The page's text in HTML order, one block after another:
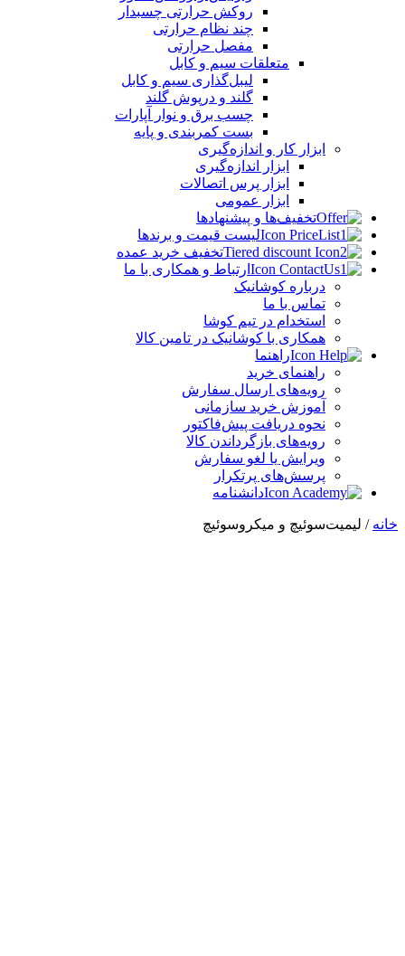
روکش حرارتی چسبدار
چند نظام حرارتی
مفصل حرارتی
متعلقات سیم و کابل
لیبل‌گذاری سیم و کابل
گلند و درپوش گلند
چسب برق و نوار آپارات
بست کمربندی و پایه
ابزار کار و اندازه‌گیری
ابزار اندازه‌گیری
ابزار پرس اتصالات
ابزار عمومی
تخفیف‌ها و پیشنهادها
لیست قیمت و برندها
تخفیف خرید عمده
ارتباط و همکاری با ما
درباره کوشانیک
تماس با ما
استخدام در تیم کوشا
همکاری با کوشانیک در تامین کالا
راهنما
راهنمای خرید
رویه‌های ارسال سفارش
آموزش خرید سازمانی
نحوه دریافت پیش‌فاکتور
رویه‌های بازگرداندن کالا
ویرایش یا لغو سفارش
پرسش‌های پرتکرار
دانشنامه
خانه / لیمیت‌سوئیچ و میکروسوئیچ